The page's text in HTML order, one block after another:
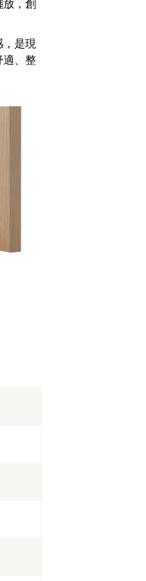
，創
，是現
適、整